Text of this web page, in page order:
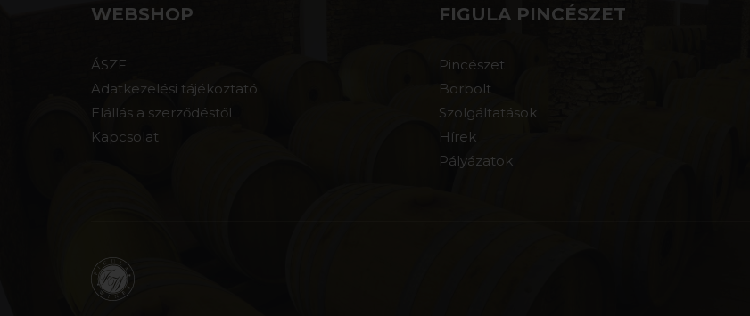
WEBSHOP
ÁSZF
Adatkezelési tájékoztató
Elállás a szerződéstől
Kapcsolat
FIGULA PINCÉSZET
Pincészet
Borbolt
Szolgáltatások
Hírek
Pályázatok